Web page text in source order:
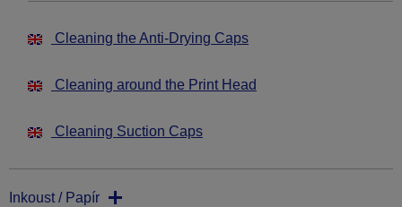
Cleaning the Anti-Drying Caps
Cleaning around the Print Head
Cleaning Suction Caps
Inkoust / Papír